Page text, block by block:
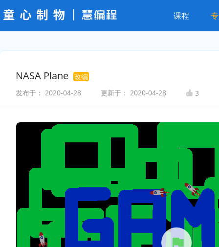
课程
NASA Plane
改编
发布于： 2020-04-28 更新于： 2020-04-28 3